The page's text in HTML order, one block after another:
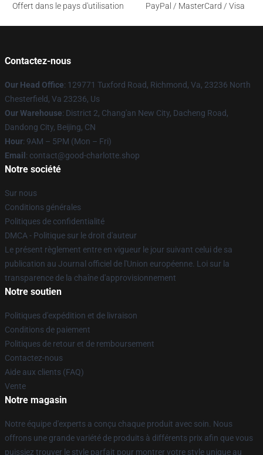
Offert dans le pays d'utilisation
PayPal / MasterCard / Visa
Contactez-nous
Our Head Office: 129771 Tuxford Road, Richmond, Va, 23236 North
Chesterfield, Va 23236, Us
Our Warehouse: District 2, Chang'an New City, Dacheng Road,
Dandong City, Beijing, CN
Hour: 9AM – 5PM (Mon – Fri)
Email : contact@good-charlotte.shop
Notre société
Sur nous
Conditions générales
Politiques de confidentialité
DMCA - Politique sur le droit d'auteur
Le présent règlement entre en vigueur le jour suivant celui de sa
publication au Journal officiel de l'Union européenne. Loi sur la
transparence de la chaîne d'approvisionnement
Notre soutien
Politiques d'expédition et de livraison
Conditions de paiement
Politiques de retour et de remboursement
Contactez-nous
Aide aux clients (FAQ)
Vente
Notre magasin
Notre équipe d'experts a conçu chaque produit avec soin. Nous
offrons une grande variété de produits à différents prix afin que vous
puissiez trouver le style parfait pour montrer votre style unique au